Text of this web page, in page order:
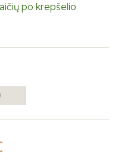
po krepšelio